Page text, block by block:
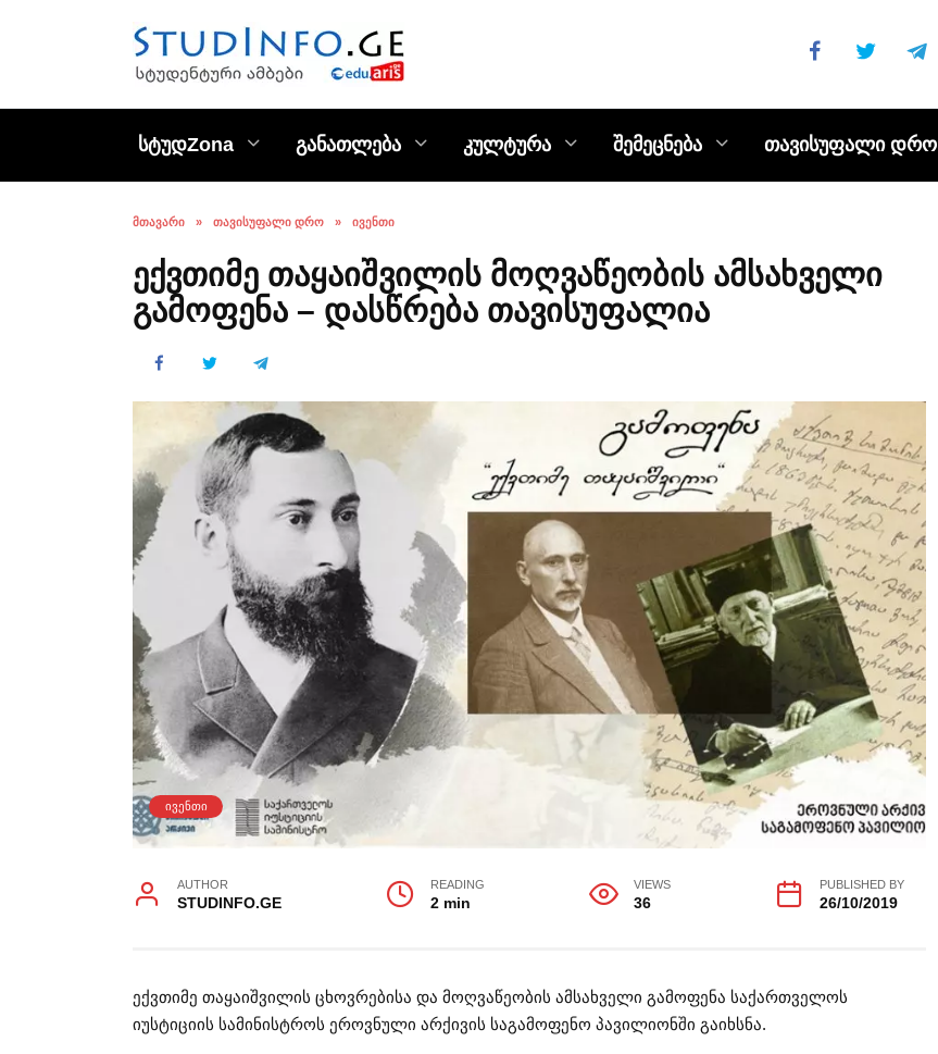
სტუდZona განათლება კულტურა შემეცნება თავისუფალი დრო
ᲛᲗᲐᲕᲐᲠᲘ » ᲗᲐᲕᲘᲡᲣᲤᲐᲚᲘ ᲓᲠᲝ » ᲘᲕᲔᲜᲗᲘ
ექვთიმე თაყაიშვილის მოღვაწეობის ამსახველი
გამოფენა – დასწრება თავისუფალია
ᲘᲕᲔᲜᲗᲘ
AUTHOR
STUDINFO.GE
READING
2 min
VIEWS
36
PUBLISHED BY
26/10/2019
ექვთიმე თაყაიშვილის ცხოვრებისა და მოღვაწეობის ამსახველი გამოფენა საქართველოს
იუსტიციის სამინისტროს ეროვნული არქივის საგამოფენო პავილიონში გაიხსნა.